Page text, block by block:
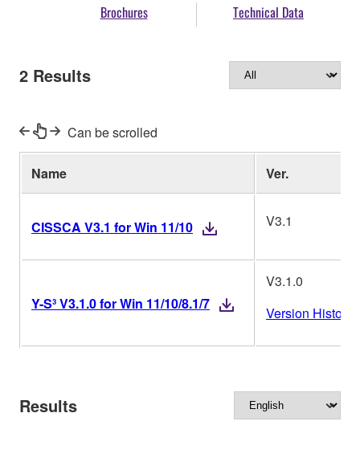
Brochures Technical Data
2 Results
Can be scrolled
Name Ver.
CISSCA V3.1 for Win 11/10 V3.1
Y-S³ V3.1.0 for Win 11/10/8.1/7
V3.1.0
Version History
Results